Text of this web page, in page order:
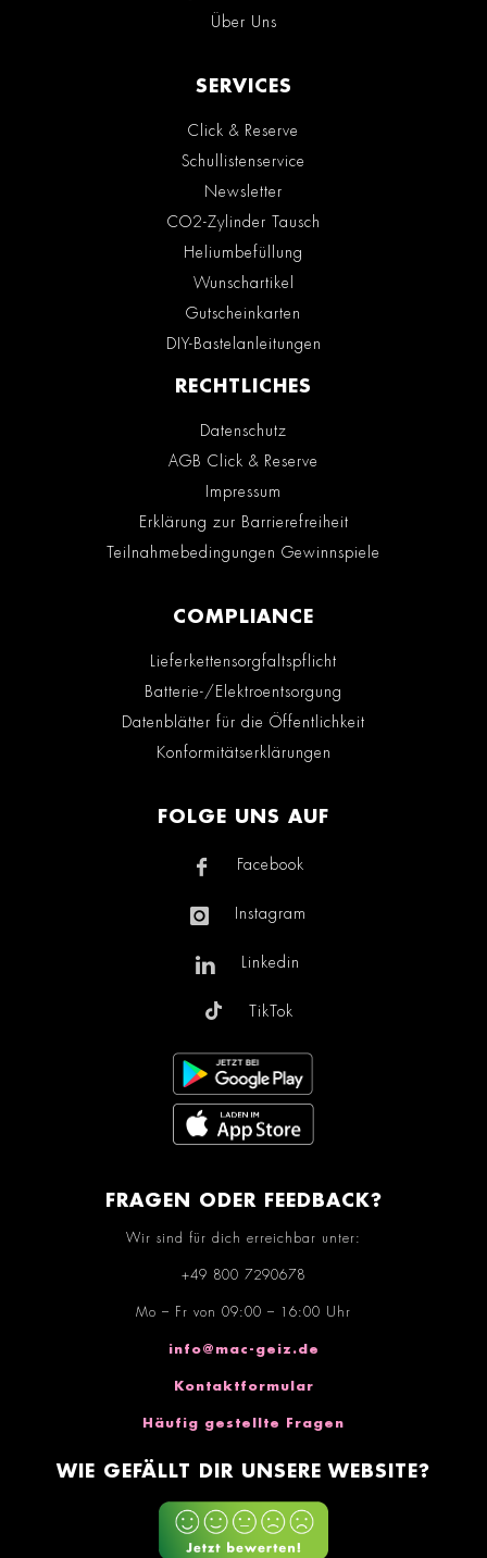
Über Uns
SERVICES
Click & Reserve
Schullistenservice
Newsletter
CO2-Zylinder Tausch
Heliumbefüllung
Wunschartikel
Gutscheinkarten
DIY-Bastelanleitungen
RECHTLICHES
Datenschutz
AGB Click & Reserve
Impressum
Erklärung zur Barrierefreiheit
Teilnahmebedingungen Gewinnspiele
COMPLIANCE
Lieferkettensorgfaltspflicht
Batterie-/Elektroentsorgung
Datenblätter für die Öffentlichkeit
Konformitätserklärungen
FOLGE UNS AUF
Facebook
Instagram
Linkedin
TikTok
FRAGEN ODER FEEDBACK?
Wir sind für dich erreichbar unter:
+49 800 7290678
Mo – Fr von 09:00 – 16:00 Uhr
info@mac-geiz.de
Kontaktformular
Häufig gestellte Fragen
WIE GEFÄLLT DIR UNSERE WEBSITE?